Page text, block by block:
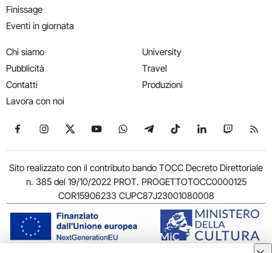
Finissage
Eventi in giornata
Chi siamo
Pubblicità
Contatti
Lavora con noi
University
Travel
Produzioni
Seguici su Facebook
Seguici su Instagram
Seguici su X
Seguici su YouTube
Seguici su WhatsApp
Seguici su Telegram
Seguici su TikTok
Seguici su
Seguici
Sito realizzato con il contributo bando TOCC Decreto Direttoriale
n. 385 del 19/10/2022 PROT. PROGETTOTOCC0000125
COR15906233 CUPC87J23001080008